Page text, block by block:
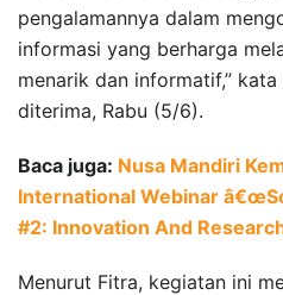
pengalamannya dalam
informasi yang berharga
menarik dan informatif,”
diterima, Rabu (5/6).
Baca juga: Nusa Mandiri
International Webinar
#2: Innovation And
Menurut Fitra, kegiatan ini